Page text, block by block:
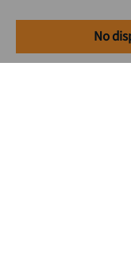
No
Suscríbete a